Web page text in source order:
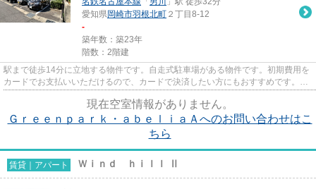
愛知県岡崎市羽根北町 ２丁目8-12
-
築年数：築23年
階数：2階建
駅まで徒歩14分に立地する物件です。自走式駐車場がある物件です。初期費用を
カードでお支払いいただけるので、カードで決済したい方にもおすすめです。
現在空室情報がありません。
Ｇｒｅｅｎｐａｒｋ・ａｂｅｌｉａＡへのお問い合わせはこ
ちら
賃貸｜アパート Ｗｉｎｄ ｈｉｌｌ Ⅱ